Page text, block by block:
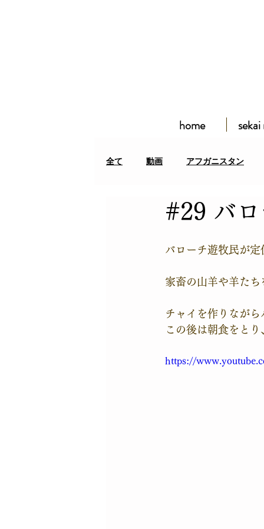
home
全て 動画 アフガニスタン
アフガン難民居住区 クルディ
#29 バ
バローチ遊牧民が
家畜の山羊や羊た
チャイを作りなが
この後は朝食をと
https://